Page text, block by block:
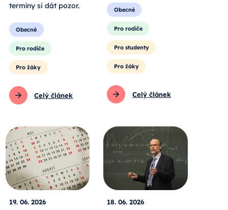
termíny si dát pozor.
Obecné
Pro rodiče
Pro žáky
Celý článek
Obecné
Pro rodiče
Pro studenty
Pro žáky
Celý článek
19. 06. 2026 18. 06. 2026